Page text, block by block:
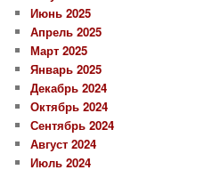
Июнь 2025
Апрель 2025
Март 2025
Январь 2025
Декабрь 2024
Октябрь 2024
Сентябрь 2024
Август 2024
Июль 2024